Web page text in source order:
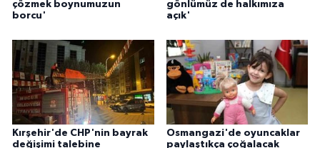
çözmek boynumuzun
borcu'
gönlümüz de halkımıza
açık'
Kırşehir'de CHP'nin bayrak
değişimi talebine
Osmangazi'de oyuncaklar
paylaştıkça çoğalacak